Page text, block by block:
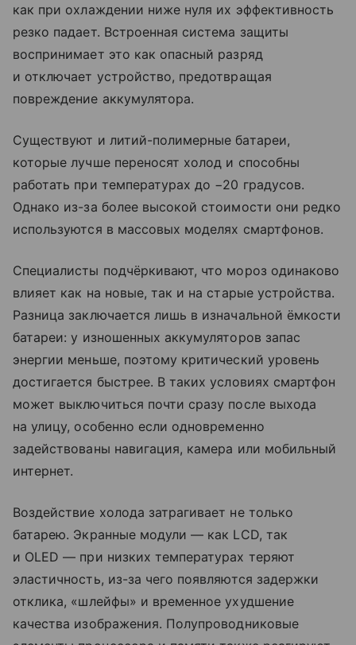
как при охлаждении ниже нуля их эффективность
резко падает. Встроенная система защиты
воспринимает это как опасный разряд
и отключает устройство, предотвращая
повреждение аккумулятора.
Существуют и литий-полимерные батареи,
которые лучше переносят холод и способны
работать при температурах до −20 градусов.
Однако из-за более высокой стоимости они редко
используются в массовых моделях смартфонов.
Специалисты подчёркивают, что мороз одинаково
влияет как на новые, так и на старые устройства.
Разница заключается лишь в изначальной ёмкости
батареи: у изношенных аккумуляторов запас
энергии меньше, поэтому критический уровень
достигается быстрее. В таких условиях смартфон
может выключиться почти сразу после выхода
на улицу, особенно если одновременно
задействованы навигация, камера или мобильный
интернет.
Воздействие холода затрагивает не только
батарею. Экранные модули — как LCD, так
и OLED — при низких температурах теряют
эластичность, из-за чего появляются задержки
отклика, «шлейфы» и временное ухудшение
качества изображения. Полупроводниковые